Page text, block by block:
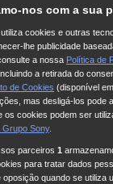
- O Regresso
- Talento no
This City Is Ours
Long Bright River
Força de
Cinema com C
nos com a sua
cookies e outras
lhe publicidade
a nossa Política de
a retirada do
de Cookies (disponível
mas desligá-los pode
os cookies podem ser
Sony.
parceiros 1
para tratar dados
oposição quando se utiliza